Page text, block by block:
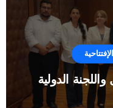
الإفتتاحية
الدولية